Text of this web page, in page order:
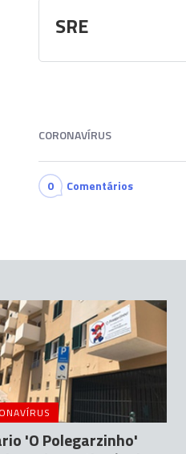
SRE
CORONAVÍRUS
0 Comentários
'O Polegarzinho'